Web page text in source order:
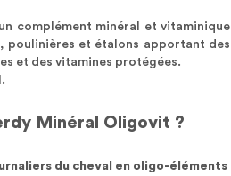
complément minéral et vitaminique
poulinières et étalons apportant des
et des vitamines protégées.
Minéral Oligovit ?
du cheval en oligo-éléments